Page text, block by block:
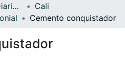
Statistics
Fondo Fotográfico Diario Occidente
Cali
Cemento conquistador